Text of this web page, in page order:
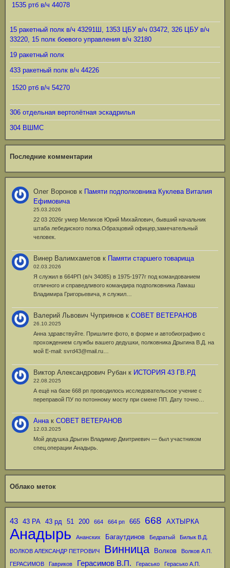
1535 ртб в/ч 44078
15 ракетный полк в/ч 43291Ш, 1353 ЦБУ в/ч 03472, 326 ЦБУ в/ч
33220, 15 полк боевого управления в/ч 32180
19 ракетный полк
433 ракетный полк в/ч 44226
1520 ртб в/ч 54270
306 отдельная вертолётная эскадрилья
304 ВШМС
Последние комментарии
Олег Воронов к Памяти подполковника Куклева Виталия
Ефимовича
25.03.2026
22 03 2026г умер Мелихов Юрий Михайлович, бывший начальник
штаба лебедиского полка.Образцовий офицер,замечательный
человек.
Винер Валимхаметов к Памяти старшего товарища
02.03.2026
Я служил в 664РП (в/ч 34085) в 1975-1977г под командованием
отличного и справедливого командира подполковника Ламаш
Владимира Григорьевича, я служил…
Валерий Львович Чуприянов кСОВЕТ ВЕТЕРАНОВ
26.10.2025
Анна здравствуйте. Пришлите фото, в форме и автобиографию с
прохождением службы вашего дедушки, полковника Дрыгина В.Д. на
мой Е-mail: svrd43@mail.ru…
Виктор Александрович Рубан к ИСТОРИЯ 43 ГВ.РД
22.08.2025
А ещё на базе 668 рп проводилось исследовательское учение с
переправой ПУ по потонному мосту при смене ПП. Дату точно…
АннакСОВЕТ ВЕТЕРАНОВ
12.03.2025
Мой дедушка Дрыгин Владимир Дмитриевич — был участником
спец.операции Анадырь.
Облако меток
43 43 РА 43 рд 51 200 664 664 рп 665 668 АХТЫРКА
Анадырь Ананских Багаутдинов Бедратый Билык В.Д.
ВОЛКОВ АЛЕКСАНДР ПЕТРОВИЧ Винница Волков Волков А.П.
ГЕРАСИМОВ Гавриков Герасимов В.П. Герасько Герасько А.П.